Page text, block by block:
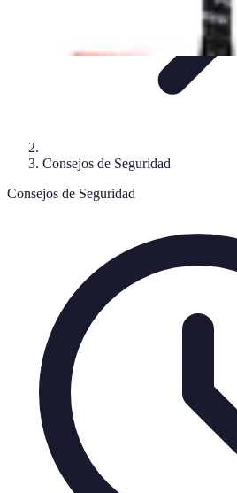
Consejos de Seguridad
Consejos de Seguridad